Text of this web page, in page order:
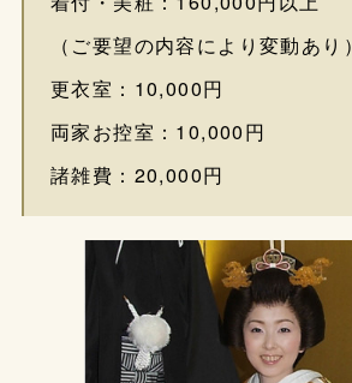
（ご要望の内容により変動あり）
更衣室：10,000円
両家お控室：10,000円
諸雑費：20,000円